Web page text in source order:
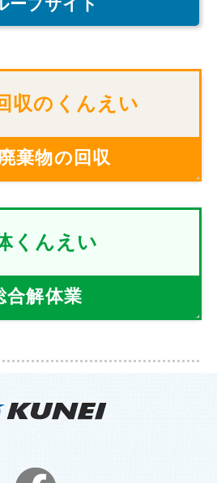
ープサイト
収のくんえい
棄物の回収
くんえい
合解体業